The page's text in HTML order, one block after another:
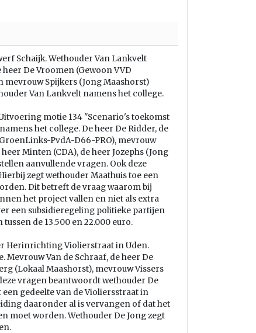
Schaijk. Wethouder Van Lankvelt
De Vroomen (Gewoon VVD
Spijkers (Jong Maashorst)
Van Lankvelt namens het college.
motie 134 "Scenario's toekomst
het college. De heer De Ridder, de
PvdA-D66-PRO), mevrouw
Minten (CDA), de heer Jozephs (Jong
aanvullende vragen. Ook deze
zegt wethouder Maathuis toe een
Dit betreft de vraag waarom bij
het project vallen en niet als extra
een subsidieregeling politieke partijen
de 13.500 en 22.000 euro.
Herinrichting Violierstraat in Uden.
Van de Schraaf, de heer De
(Lokaal Maashorst), mevrouw Vissers
vragen beantwoordt wethouder De
gedeelte van de Violiersstraat in
daaronder al is vervangen of dat het
moet worden. Wethouder De Jong zegt